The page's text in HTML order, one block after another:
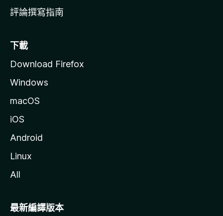
評論撰寫指南
下載
Download Firefox
Windows
macOS
iOS
Android
Linux
All
最新編譯版本